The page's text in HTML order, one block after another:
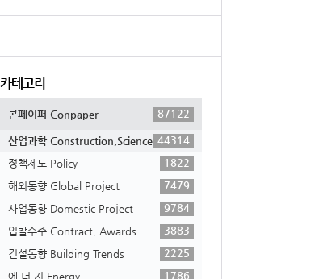
카테고리
콘페이퍼 Conpaper 87122
산업과학 Construction,Science 44314
정책제도 Policy
1822
해외동향 Global Project
7479
사업동향 Domestic Project
9784
입찰수주 Contract, Awards
3883
건설동향 Building Trends
2225
에 너 지 Energy
1786